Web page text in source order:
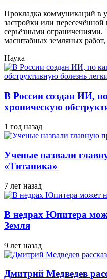
Прокладка коммуникаций в
застройки или пересечённой
серьёзными
масштабных земляных
Наука
В России создан ИИ,
хроническую
1 год назад
Ученые назвали
«Титаника»
7 лет назад
В недрах Юпитера
Земля
9 лет назад
Дмитрий Медведев